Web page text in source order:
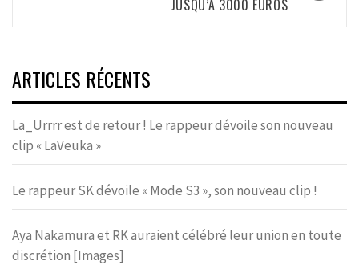
JUSQU’À 3000 EUROS
ARTICLES RÉCENTS
La_Urrrr est de retour ! Le rappeur dévoile son nouveau
clip « LaVeuka »
Le rappeur SK dévoile « Mode S3 », son nouveau clip !
Aya Nakamura et RK auraient célébré leur union en toute
discrétion [Images]